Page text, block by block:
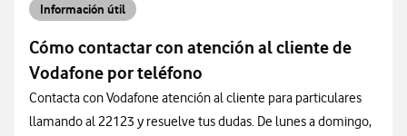
Información útil
Cómo contactar con atención al cliente de
Vodafone por teléfono
Contacta con Vodafone atención al cliente para particulares
llamando al 22123 y resuelve tus dudas. De lunes a domingo,